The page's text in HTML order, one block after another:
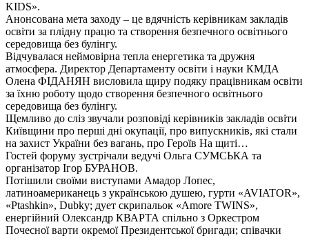
KIDS».
Анонсована мета заходу – це вдячність керівникам закладів
освіти за плідну працю та створення безпечного освітнього
середовища без булінгу.
Відчувалася неймовірна тепла енергетика та дружня
атмосфера. Директор Департаменту освіти і науки КМДА
Олена ФІДАНЯН висловила щиру подяку працівникам освіти
за їхню роботу щодо створення безпечного освітнього
середовища без булінгу.
Щемливо до сліз звучали розповіді керівників закладів освіти
Київщини про перші дні окупації, про випускників, які стали
на захист України без вагань, про Героїв На щиті…
Гостей форуму зустрічали ведучі Ольга СУМСЬКА та
організатор Ігор БУРАНОВ.
Потішили своїми виступами Амадор Лопес,
латиноамериканець з українською душею, гурти «AVIATOR»,
«Ptashkin», Dubky; дует скрипальок «Amore TWINS»,
енергійний Олександр КВАРТА спільно з Оркестром
Почесної варти окремої Президентської бригади; співачки